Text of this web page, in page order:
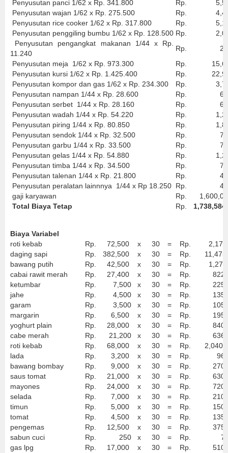
Penyusutan panci 1/62 x Rp. 341.800
Rp.
Penyusutan wajan 1/62 x Rp. 275.500
Rp.
Penyusutan rice cooker 1/62 x Rp. 317.800
Rp.
Penyusutan penggiling bumbu 1/62 x Rp. 128.500 Rp.
Penyusutan pengangkat makanan 1/44 x Rp.
11.240
Rp.
Penyusutan meja 1/62 x Rp. 973.300
Rp.
Penyusutan kursi 1/62 x Rp. 1.425.400
Rp.
Penyusutan kompor dan gas 1/62 x Rp. 234.300
Rp.
Penyusutan nampan 1/44 x Rp. 28.600
Rp.
Penyusutan serbet 1/44 x Rp. 28.160
Rp.
Penyusutan wadah 1/44 x Rp. 54.220
Rp.
Penyusutan piring 1/44 x Rp. 80.850
Rp.
Penyusutan sendok 1/44 x Rp. 32.500
Rp.
Penyusutan garbu 1/44 x Rp. 33.500
Rp.
Penyusutan gelas 1/44 x Rp. 54.880
Rp.
Penyusutan timba 1/44 x Rp. 34.500
Rp.
Penyusutan talenan 1/44 x Rp. 21.800
Rp.
Penyusutan peralatan lainnnya 1/44 x Rp 18.250 Rp.
gaji karyawan
Rp.
Total Biaya Tetap
Rp. 1,738,584
Biaya Variabel
roti kebab
Rp. 72,500 x 30 = Rp.
daging sapi
Rp. 382,500 x 30 = Rp.
bawang putih
Rp. 42,500 x 30 = Rp.
cabai rawit merah
Rp. 27,400 x 30 = Rp.
ketumbar
Rp. 7,500 x 30 = Rp.
jahe
Rp. 4,500 x 30 = Rp.
garam
Rp. 3,500 x 30 = Rp.
margarin
Rp. 6,500 x 30 = Rp.
yoghurt plain
Rp. 28,000 x 30 = Rp.
cabe merah
Rp. 21,200 x 30 = Rp.
roti kebab
Rp. 68,000 x 30 = Rp.
lada
Rp. 3,200 x 30 = Rp.
bawang bombay
Rp. 9,000 x 30 = Rp.
saus tomat
Rp. 21,000 x 30 = Rp.
mayones
Rp. 24,000 x 30 = Rp.
selada
Rp. 7,000 x 30 = Rp.
timun
Rp. 5,000 x 30 = Rp.
tomat
Rp. 4,500 x 30 = Rp.
pengemas
Rp. 12,500 x 30 = Rp.
sabun cuci
Rp. 250 x 30 = Rp.
gas lpg
Rp. 17,000 x 30 = Rp.